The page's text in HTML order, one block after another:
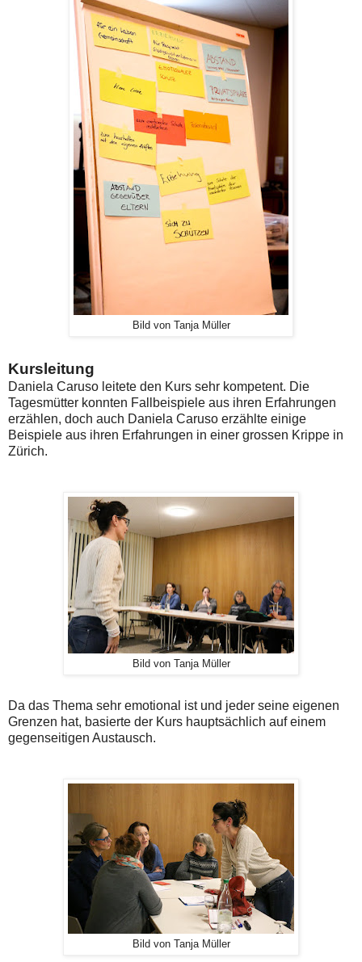
Bild von Tanja Müller
Kursleitung
Daniela Caruso leitete den Kurs sehr kompetent. Die
Tagesmütter konnten Fallbeispiele aus ihren Erfahrungen
erzählen, doch auch Daniela Caruso erzählte einige
Beispiele aus ihren Erfahrungen in einer grossen Krippe in
Zürich.
Bild von Tanja Müller
Da das Thema sehr emotional ist und jeder seine eigenen
Grenzen hat, basierte der Kurs hauptsächlich auf einem
gegenseitigen Austausch.
Bild von Tanja Müller